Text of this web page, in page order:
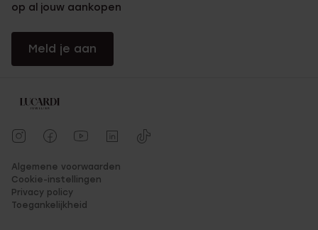
op al jouw aankopen
Meld je aan
Algemene voorwaarden
Cookie-instellingen
Privacy policy
Toegankelijkheid